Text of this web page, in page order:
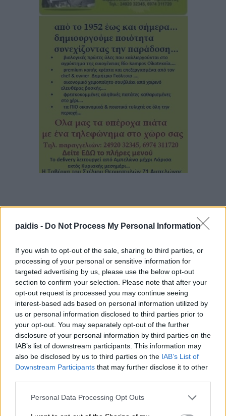
paidis - Do Not Process My Personal Information
If you wish to opt-out of the sale, sharing to third parties, or
processing of your personal or sensitive information for
targeted advertising by us, please use the below opt-out
section to confirm your selection. Please note that after your
opt-out request is processed you may continue seeing
interest-based ads based on personal information utilized by
us or personal information disclosed to third parties prior to
your opt-out. You may separately opt-out of the further
disclosure of your personal information by third parties on the
IAB’s list of downstream participants. This information may
also be disclosed by us to third parties on the IAB’s List of
Downstream Participants that may further disclose it to other
Personal Data Processing Opt Outs
▌ΤΕΛΕΥΤΑΙΑ ΝΕΑ